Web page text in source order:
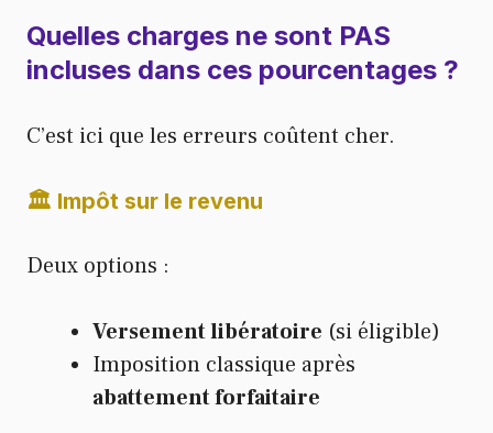
Quelles charges ne sont PAS
incluses dans ces pourcentages ?
C’est ici que les erreurs coûtent cher.
🏛️ Impôt sur le revenu
Deux options :
Versement libératoire (si éligible)
Imposition classique après
abattement forfaitaire